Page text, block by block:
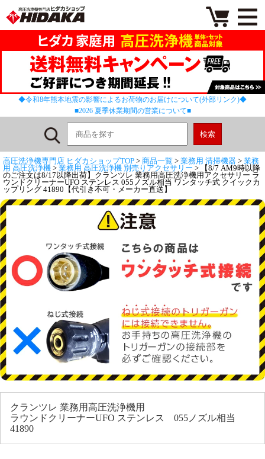
◆令和8年熊本地震の影響によるお荷物のお届けについて(外部リンク)◆
■2026 夏季休業期間の営業について■
高圧洗浄機専門店 ヒダカショップTOP > 商品一覧 > 業務用 清掃機器 > 業務
用 高圧洗浄機 > 業務用 高圧洗浄機 別売りアクセサリー > 【8/7 AM9時以降
のご注文は8/17以降出荷】クランツレ 業務用高圧洗浄機用アクセサリー ラ
ウンドクリーナーUFO ステンレス 055ノズル相当 ワンタッチ式 クイックカ
ップリング 41890【代引き不可・メーカー直送】
クランツレ 業務用高圧洗浄機用
ラウンドクリーナーUFO ステンレス 055ノズル相当
41890